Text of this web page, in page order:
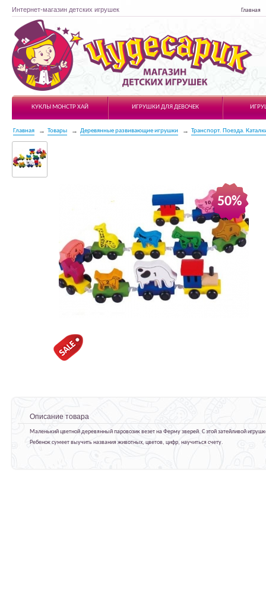
Интернет-магазин детских игрушек Главная
Чудесарик
КУКЛЫ МОНСТР ХАЙ
ИГРУШКИ ДЛЯ ДЕВОЧЕК
Главная Товары Деревянные развивающие игрушки Транспорт. Поезда.
50%
Описание товара
Маленький цветной деревянный паровозик везет на Ферму зверей. С этой затейливой
Ребенок сумеет выучить названия животных, цветов, цифр, научиться счету.